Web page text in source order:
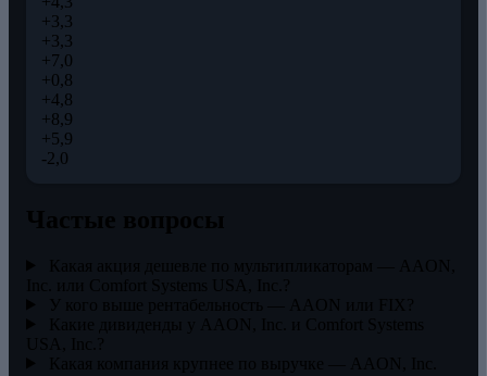
+3,3
+3,3
+7,0
+0,8
+4,8
+8,9
+5,9
-2,0